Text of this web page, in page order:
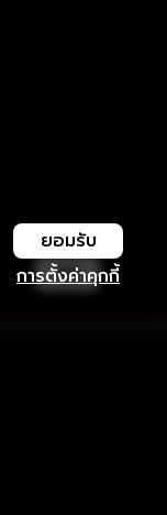
การตั้งค่าคุกกี้
ยอมรับ
เปิด